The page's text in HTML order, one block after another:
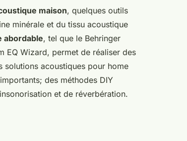
maison, quelques outils
minérale et du tissu acoustique
abordable, tel que le Behringer
EQ Wizard, permet de réaliser des
solutions acoustiques pour home
des méthodes DIY
et de réverbération.